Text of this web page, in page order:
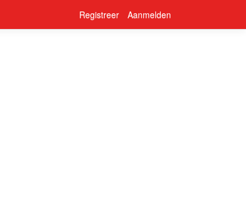
Registreer Aanmelden